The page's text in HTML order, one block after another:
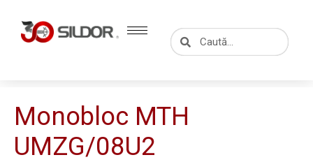
content
CautăCaută
Monobloc MTH
UMZG/08U2